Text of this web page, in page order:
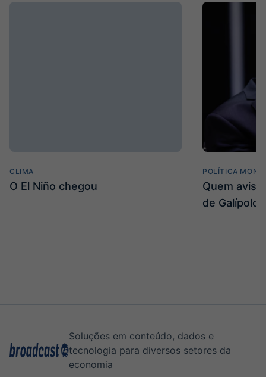
CLIMA
O El Niño chegou
POLÍTICA
Quem
de Galípolo
Soluções em conteúdo, dados e
tecnologia para diversos setores da
economia